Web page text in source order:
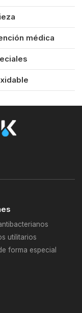
médica
utilitarios
forma especial